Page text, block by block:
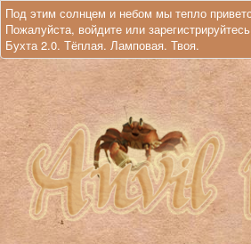
Под этим солнцем и небом мы тепло
Пожалуйста, войдите или зарегистрируйтесь
Бухта 2.0. Тёплая. Ламповая. Твоя.